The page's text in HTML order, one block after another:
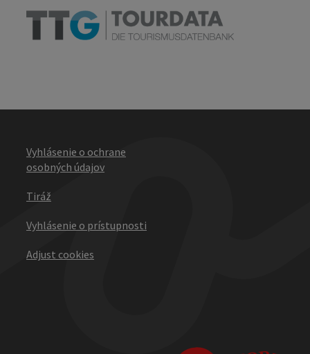
Vyhlásenie o ochrane
osobných údajov
Tiráž
Vyhlásenie o prístupnosti
Adjust cookies